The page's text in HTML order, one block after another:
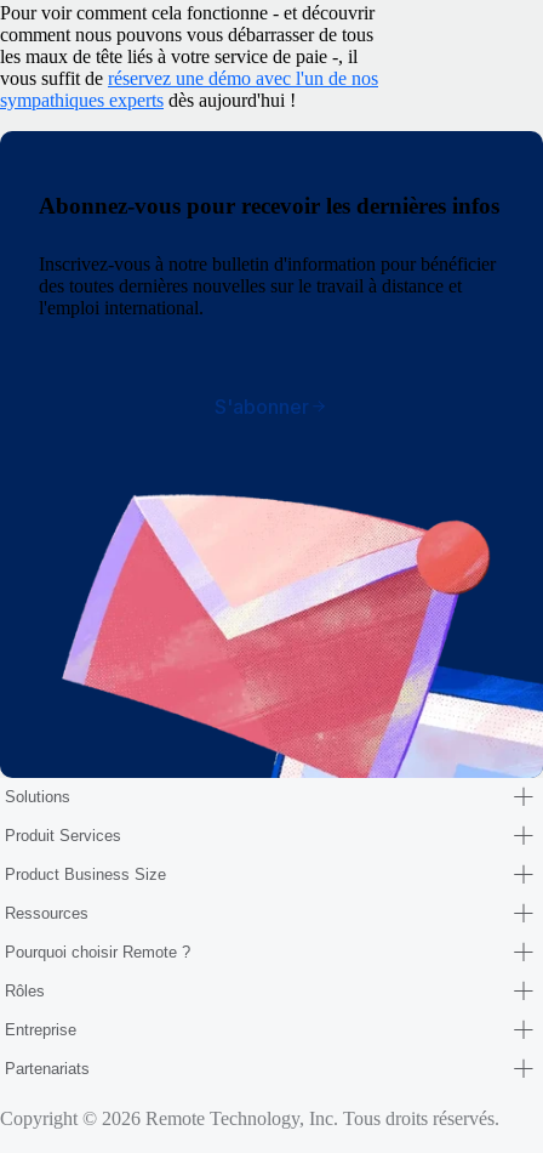
Pour voir comment cela fonctionne - et découvrir
comment nous pouvons vous débarrasser de tous
les maux de tête liés à votre service de paie -, il
vous suffit de réservez une démo avec l'un de nos
sympathiques experts dès aujourd'hui !
Abonnez-vous pour recevoir les dernières infos
Inscrivez-vous à notre bulletin d'information pour bénéficier
des toutes dernières nouvelles sur le travail à distance et
l'emploi international.
S'abonner
Solutions
Produit Services
Product Business Size
Ressources
Pourquoi choisir Remote ?
Rôles
Entreprise
Partenariats
Copyright © 2026 Remote Technology, Inc. Tous droits réservés.